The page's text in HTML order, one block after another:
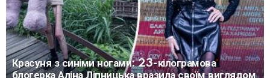
Красуня з синіми ногами: 23-кілограмова
блогерка Аліна Ліпницька вразила своїм виглядом